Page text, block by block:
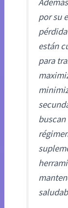
por su
están
para